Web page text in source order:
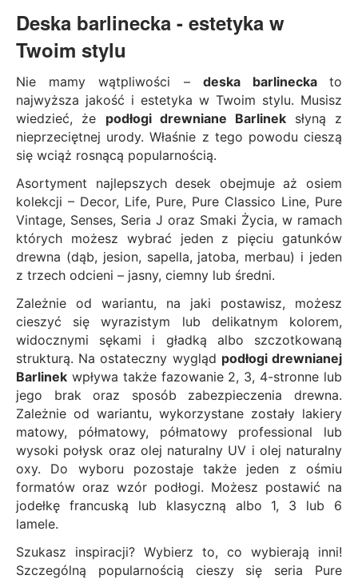
Deska barlinecka - estetyka w
Twoim stylu
Nie mamy wątpliwości – deska barlineckato
najwyższa jakość i estetyka w Twoim stylu. Musisz
wiedzieć, że podłogi drewniane Barlinek słyną z
nieprzeciętnej urody. Właśnie z tego powodu cieszą
się wciąż rosnącą popularnością.
Asortyment najlepszych desek obejmuje aż osiem
kolekcji – Decor, Life, Pure, Pure Classico Line, Pure
Vintage, Senses, Seria J oraz Smaki Życia, w ramach
których możesz wybrać jeden z pięciu gatunków
drewna (dąb, jesion, sapella, jatoba, merbau) i jeden
z trzech odcieni – jasny, ciemny lub średni.
Zależnie od wariantu, na jaki postawisz, możesz
cieszyć się wyrazistym lub delikatnym kolorem,
widocznymi sękami i gładką albo szczotkowaną
strukturą. Na ostateczny wygląd podłogi drewnianej
Barlinek wpływa także fazowanie 2, 3, 4-stronne lub
jego brak oraz sposób zabezpieczenia drewna.
Zależnie od wariantu, wykorzystane zostały lakiery
matowy, półmatowy, półmatowy professional lub
wysoki połysk oraz olej naturalny UV i olej naturalny
oxy. Do wyboru pozostaje także jeden z ośmiu
formatów oraz wzór podłogi. Możesz postawić na
jodełkę francuską lub klasyczną albo 1, 3 lub 6
lamele.
Szukasz inspiracji? Wybierz to, co wybierają inni!
Szczególną popularnością cieszy się seria Pure